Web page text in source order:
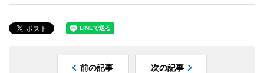
前の記事 次の記事